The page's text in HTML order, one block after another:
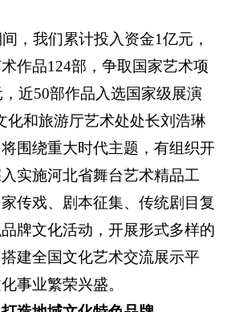
间，我们累计投入资金1亿元，
作品124部，争取国家艺术项
近50部作品入选国家级展演
化和旅游厅艺术处处长刘浩琳
围绕重大时代主题，有组织开
实施河北省舞台艺术精品工
传戏、剧本征集、传统剧目复
牌文化活动，开展形式多样的
建全国文化艺术交流展示平
事业繁荣兴盛。